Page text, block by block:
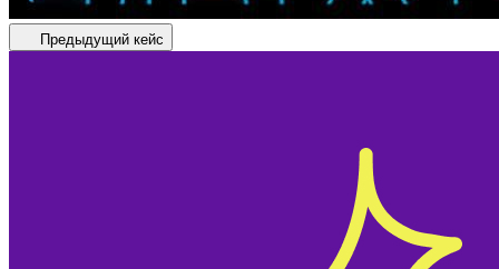
Предыдущий кейс